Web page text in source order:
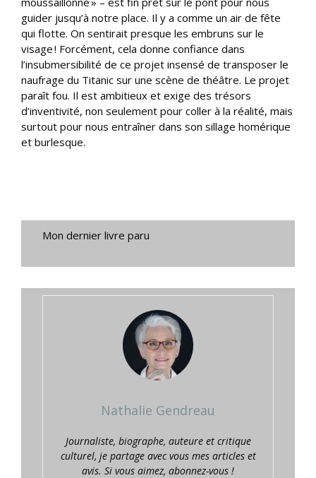
guider jusqu’à notre place. Il y a comme un air de fête
qui flotte. On sentirait presque les embruns sur le
visage ! Forcément, cela donne confiance dans
l’insubmersibilité de ce projet insensé de transposer le
naufrage du Titanic sur une scène de théâtre. Le projet
paraît fou. Il est ambitieux et exige des trésors
d’inventivité, non seulement pour coller à la réalité, mais
surtout pour nous entraîner dans son sillage homérique
et burlesque.
Mon dernier livre paru
Nathalie Gendreau
Journaliste, biographe, auteure et critique
culturel, je partage avec vous mes articles et
avis. Si vous aimez, abonnez-vous !